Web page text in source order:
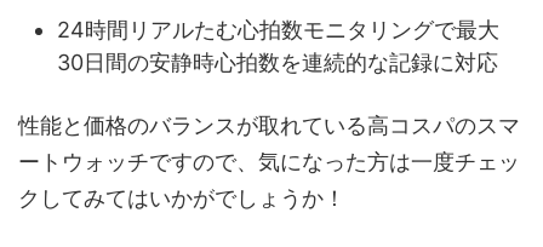
24時間リアルたむ心拍数モニタリングで最大
30日間の安静時心拍数を連続的な記録に対応
性能と価格のバランスが取れている高コスパのスマ
ートウォッチですので、気になった方は一度チェッ
クしてみてはいかがでしょうか！